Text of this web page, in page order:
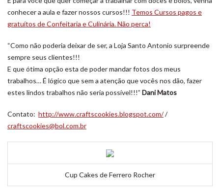
conhecer a aula e fazer nossos cursos!!! Temos Cursos pagos e
gratuítos de Confeitaria e Culinária. Não perca!
“Como não poderia deixar de ser, a Loja Santo Antonio surpreende
sempre seus clientes!!!
E que ótima opção esta de poder mandar fotos dos meus
trabalhos… É lógico que sem a atenção que vocês nos dão, fazer
estes lindos trabalhos não seria possível!!!” Dani Matos
Contato: http://www.craftscookies.blogspot.com//
craftscookies@bol.com.br
Cup Cakes de Ferrero Rocher